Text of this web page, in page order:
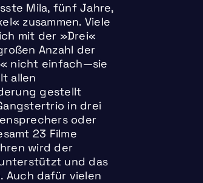
Mila, fünf Jahre,
zusammen. Viele
mit der »Drei«
Anzahl der
nicht einfach—sie
allen
gestellt
in drei
oder
23 Filme
wird der
und das
Auch dafür vielen